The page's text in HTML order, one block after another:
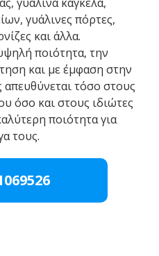
γυάλινες πόρτες,
και άλλα.
ποιότητα, την
και με έμφαση στην
απευθύνεται τόσο στους
όσο και στους ιδιώτες
ποιότητα για
τους.